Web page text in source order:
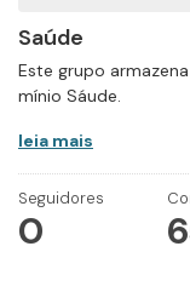
Saúde
Este grupo
mínio Sáude.
leia mais
Seguidores
0